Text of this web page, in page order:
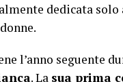
dedicata
l’anno seguente
. La sua prima